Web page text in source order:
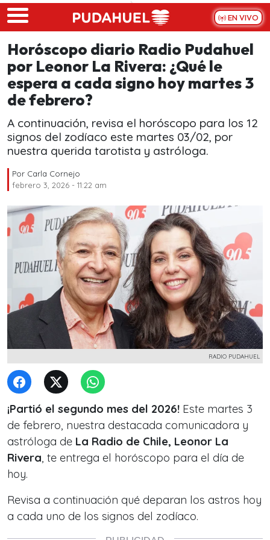
Skip to main content
EN VIVO
Horóscopo diario Radio Pudahuel
por Leonor La Rivera: ¿Qué le
espera a cada signo hoy martes 3
de febrero?
A continuación, revisa el horóscopo para los 12
signos del zodíaco este martes 03/02, por
nuestra querida tarotista y astróloga.
Por Carla Cornejo
febrero 3, 2026 - 11:22 am
RADIO PUDAHUEL
¡Partió el segundo mes del 2026! Este martes 3
de febrero, nuestra destacada comunicadora y
astróloga de La Radio de Chile, Leonor La
Rivera, te entrega el horóscopo para el día de
hoy.
Revisa a continuación qué deparan los astros hoy
a cada uno de los signos del zodíaco.